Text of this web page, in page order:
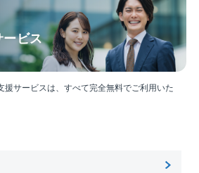
ビス
援サービスは、すべて完全無料でご利用いた